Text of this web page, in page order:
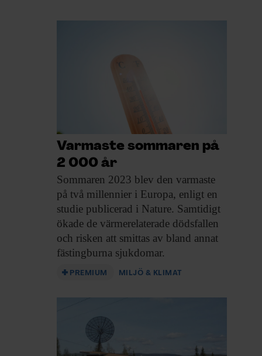
Varmaste sommaren på
2 000 år
Sommaren 2023 blev den varmaste
på två millennier i Europa, enligt en
studie publicerad i Nature. Samtidigt
ökade de värmerelaterade dödsfallen
och risken att smittas av bland annat
fästingburna sjukdomar.
PREMIUM MILJÖ & KLIMAT